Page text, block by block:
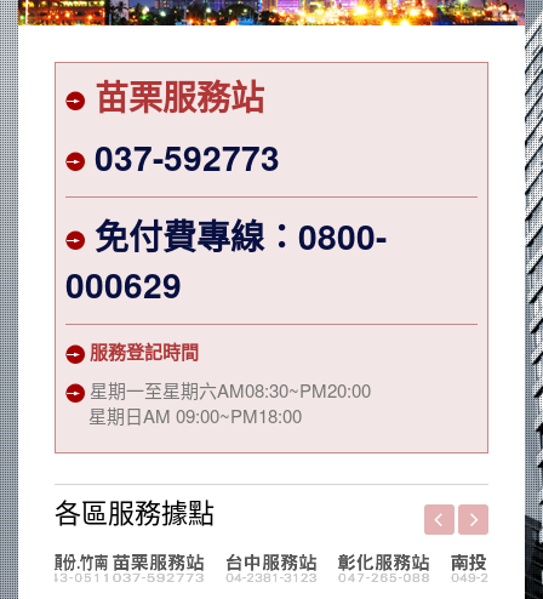
苗栗服務站
037-592773
免付費專線：0800-
000629
服務登記時間
星期一至星期六AM08:30~PM20:00
星期日AM 09:00~PM18:00
各區服務據點